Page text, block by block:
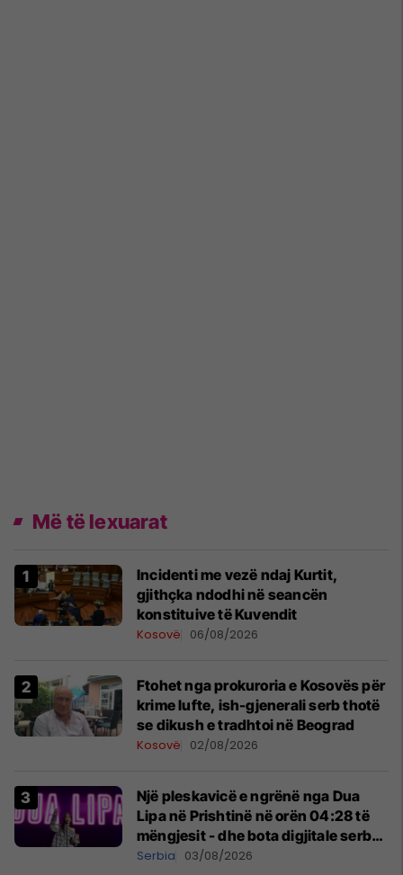
Më të lexuarat
Incidenti me vezë ndaj Kurtit,
gjithçka ndodhi në seancën
konstituive të Kuvendit
Kosovë 06/08/2026
Ftohet nga prokuroria e Kosovës për
krime lufte, ish-gjenerali serb thotë
se dikush e tradhtoi në Beograd
Kosovë 02/08/2026
Një pleskavicë e ngrënë nga Dua
Lipa në Prishtinë në orën 04:28 të
mëngjesit - dhe bota digjitale serbe
shpall gjendjen e luftës
Serbia 03/08/2026